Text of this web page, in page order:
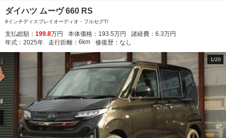
ダイハツ ムーヴ 660 RS
9インチディスプレイオーディオ・フルセグT/
支払総額： 199.8万円 本体価格： 193.5万円 諸経費： 6.3万円
年式： 2025年 走行距離： 6 km 修復歴： なし
1/20